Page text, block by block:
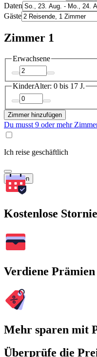
Daten
Gäste
Zimmer 1
Erwachsene
KinderAlter: 0 bis 17 J.
Zimmer hinzufügen
Du musst 9 oder mehr
Ich reise geschäftlich
Suchen
Kostenlose
Verdiene
Mehr sparen mit
Überprüfe die